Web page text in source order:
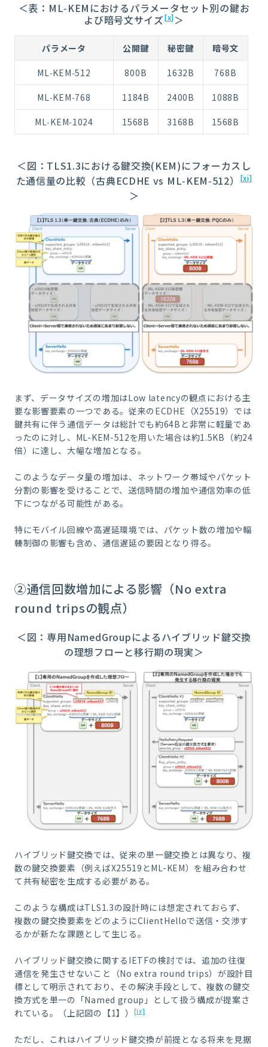
＜表：ML‑KEMにおけるパラメータセット別の鍵お
よび暗号文サイズ[x]＞
パラメータ 公開鍵 秘密鍵 暗号文
ML‑KEM‑512 800B 1632B 768B
ML‑KEM‑768 1184B 2400B 1088B
ML‑KEM‑1024 1568B 3168B 1568B
＜図：TLS1.3における鍵交換(KEM)にフォーカスし
た通信量の比較（古典ECDHE vs ML‑KEM‑512）[xi]
＞
まず、データサイズの増加はLow latencyの観点における主
要な影響要素の一つである。従来のECDHE（X25519）では
鍵共有に伴う通信データは総計でも約64Bと非常に軽量であ
ったのに対し、ML-KEM-512を用いた場合は約1.5KB（約24
倍）に達し、大幅な増加となる。
このようなデータ量の増加は、ネットワーク帯域やパケット
分割の影響を受けることで、送信時間の増加や通信効率の低
下につながる可能性がある。
特にモバイル回線や高遅延環境では、パケット数の増加や輻
輳制御の影響も含め、通信遅延の要因となり得る。
②通信回数増加による影響（No extra
round tripsの観点）
＜図：専用NamedGroupによるハイブリッド鍵交換
の理想フローと移行期の現実＞
ハイブリッド鍵交換では、従来の単一鍵交換とは異なり、複
数の鍵交換要素（例えばX25519とML-KEM）を組み合わせ
て共有秘密を生成する必要がある。
このような構成はTLS1.3の設計時には想定されておらず、
複数の鍵交換要素をどのようにClientHelloで送信・交渉す
るかが新たな課題として生じる。
ハイブリッド鍵交換に関するIETFの検討では、追加の往復
通信を発生させないこと（No extra round trips）が設計目
標として明示されており、その解決手段として、複数の鍵交
換方式を単一の「Named group」として扱う構成が提案さ
れている。（上記図の【1】）[ix]
ただし、これはハイブリッド鍵交換が前提となる将来を見据